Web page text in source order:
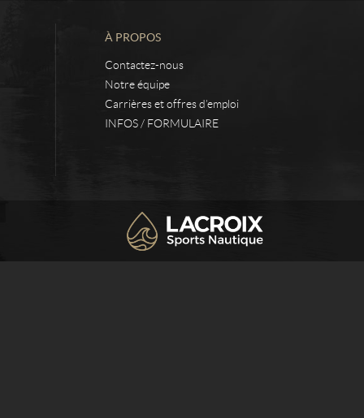
À PROPOS
Contactez-nous
Notre équipe
Carrières et offres d’emploi
INFOS / FORMULAIRE